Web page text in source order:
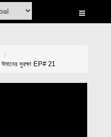
ঈমানের সুরক্ষা EP# 21